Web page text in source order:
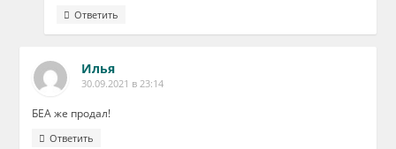
Ответить
Илья
30.09.2021 в 23:14
БЕА же продал!
Ответить